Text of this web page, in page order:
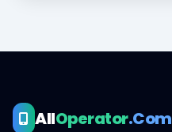
AllOperator.Com